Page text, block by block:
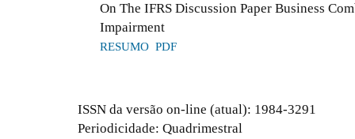
On The IFRS Discussion Paper Business
Impairment
RESUMO PDF
ISSN da versão on-line (atual): 1984-3291
Periodicidade: Quadrimestral